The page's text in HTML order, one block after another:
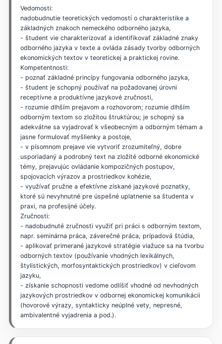
Vedomosti:
nadobudnutie teoretických vedomostí o charakteristike a
základných znakoch nemeckého odborného jazyka,
- študent vie charakterizovať a identifikovať základné znaky
odborného jazyka v texte a ovláda zásady tvorby odborných
ekonomických textov v teoretickej a praktickej rovine.
Kompetentnosti:
- poznať základné princípy fungovania odborného jazyka,
- študent je schopný používať na požadovanej úrovni
receptívne a produktívne jazykové zručnosti,
- rozumie dlhším prejavom a rozhovorom; rozumie dlhším
odborným textom so zložitou štruktúrou; je schopný sa
adekvátne sa vyjadrovať k všeobecným a odborným témam a
jasne formulovať myšlienky a postoje,
- v písomnom prejave vie vytvoriť zrozumiteľný, dobre
usporiadaný a podrobný text na zložité odborné ekonomické
témy, prejavujúc ovládanie kompozičných postupov,
spojovacích výrazov a prostriedkov kohézie,
- využívať pružne a efektívne získané jazykové poznatky,
ktoré sú nevyhnutné pre úspešné uplatnenie sa študenta v
praxi, na profesijné účely.
Zručnosti:
- nadobudnuté zručnosti využiť pri práci s odborným textom,
napr. seminárna práca, záverečné práca, prípadová štúdia,
- aplikovať primerané jazykové stratégie viažuce sa na tvorbu
odborných textov (používanie vhodných lexikálnych,
štylistických, morfosyntaktických prostriedkov) v cieľovom
jazyku,
- získanie schopnosti vedome odlíšiť vhodné od nevhodných
jazykových prostriedkov v odbornej ekonomickej komunikácii
(hovorové výrazy, syntakticky neúplné vety, nepresné,
ambivalentné vyjadrenia a pod.).